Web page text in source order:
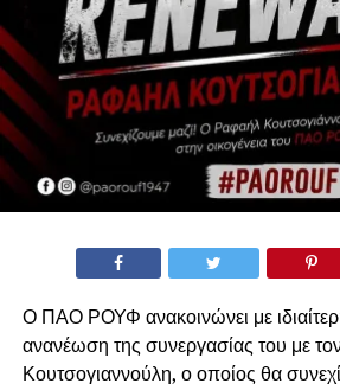
Ο ΠΑΟ ΡΟΥΦ ανακοινώνει με
ανανέωση της συνεργασίας του με
Κουτσογιαννούλη, ο οποίος θα